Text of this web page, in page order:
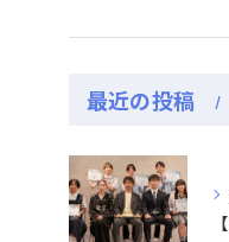
最近の投稿